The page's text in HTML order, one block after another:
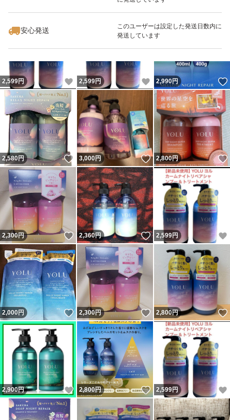
安心発送
このユーザーは設定した発送日数内に
発送しています
いいね！
2,199
2,599円 いいね！
2,599円 いいね！
2,990円
2,580円 いいね！
3,000円 いいね！
2,800円
2,300円 いいね！
2,360円 いいね！
2,599円
2,000円 いいね！
2,300円 いいね！
2,800円
2,900円 いいね！
2,800円 いいね！
2,599円